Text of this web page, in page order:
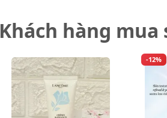
Khách hàng
-12%